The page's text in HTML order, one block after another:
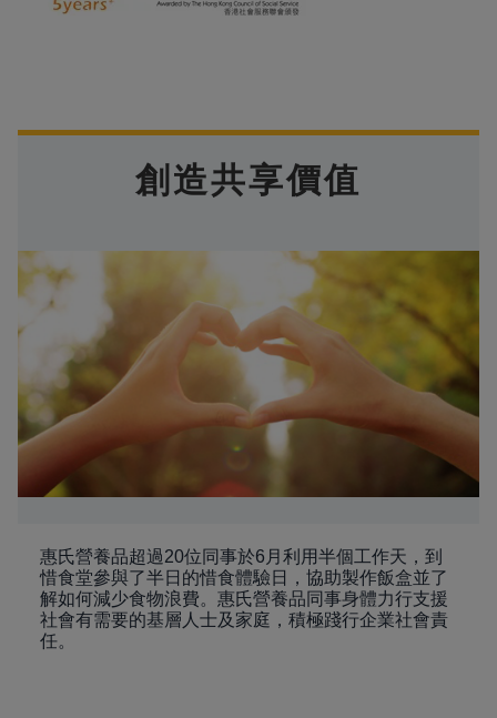
創造共享價值
惠氏營養品超過20位同事於6月利用半個工作天，到
惜食堂參與了半日的惜食體驗日，協助製作飯盒並了
解如何減少食物浪費。惠氏營養品同事身體力行支援
社會有需要的基層人士及家庭，積極踐行企業社會責
任。